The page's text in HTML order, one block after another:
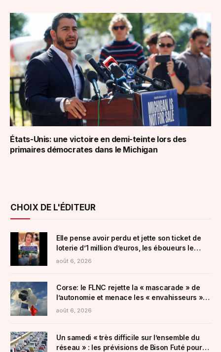
États-Unis: une victoire en demi-teinte lors des
primaires démocrates dans le Michigan
CHOIX DE L'ÉDITEUR
Elle pense avoir perdu et jette son ticket de
loterie d’1 million d’euros, les éboueurs le
retrouvent
août 6, 2026
Corse: le FLNC rejette la « mascarade » de
l’autonomie et menace les « envahisseurs »
venant vivre sur l’île
août 6, 2026
Un samedi « très difficile sur l’ensemble du
réseau » : les prévisions de Bison Futé pour